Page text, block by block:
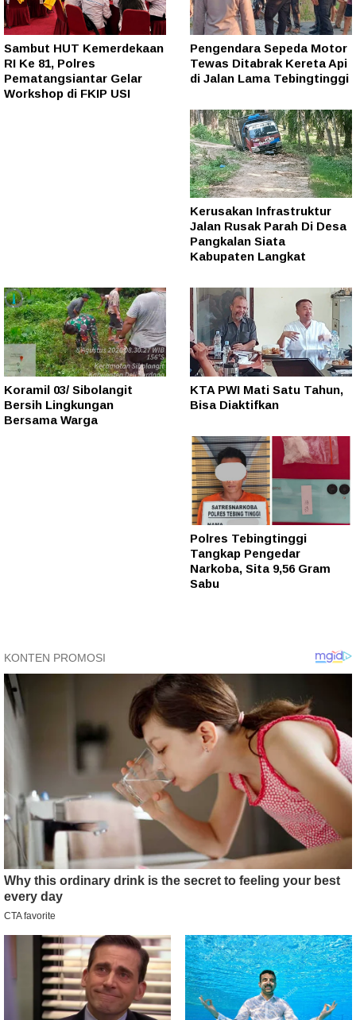
Sambut HUT Kemerdekaan
RI Ke 81, Polres
Pematangsiantar Gelar
Workshop di FKIP USI
Pengendara Sepeda Motor
Tewas Ditabrak Kereta Api
di Jalan Lama Tebingtinggi
Kerusakan Infrastruktur
Jalan Rusak Parah Di Desa
Pangkalan Siata
Kabupaten Langkat
Koramil 03/ Sibolangit
Bersih Lingkungan
Bersama Warga
KTA PWI Mati Satu Tahun,
Bisa Diaktifkan
Polres Tebingtinggi
Tangkap Pengedar
Narkoba, Sita 9,56 Gram
Sabu